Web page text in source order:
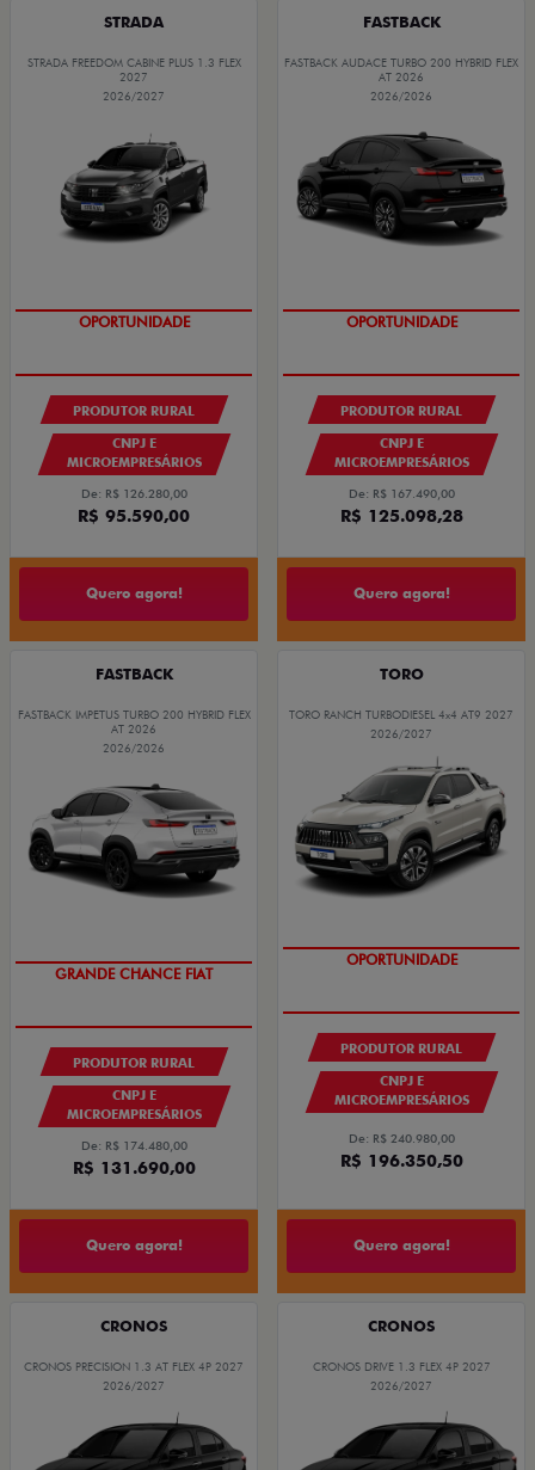
STRADA
STRADA FREEDOM CABINE PLUS 1.3 FLEX
2027
2026/2027
GRANDE CHANCE FIAT
PRODUTOR RURAL
CNPJ E
MICROEMPRESÁRIOS
De: R$ 126.280,00
R$ 95.590,00
Quero agora!
FASTBACK
FASTBACK AUDACE TURBO 200 HYBRID FLEX
AT 2026
2026/2026
GRANDE CHANCE FIAT
PRODUTOR RURAL
CNPJ E
MICROEMPRESÁRIOS
De: R$ 167.490,00
R$ 125.098,28
Quero agora!
FASTBACK
FASTBACK IMPETUS TURBO 200 HYBRID FLEX
AT 2026
2026/2026
OPORTUNIDADE
PRODUTOR RURAL
CNPJ E
MICROEMPRESÁRIOS
De: R$ 174.480,00
R$ 131.690,00
Quero agora!
TORO
TORO RANCH TURBODIESEL 4x4 AT9 2027
2026/2027
GRANDE CHANCE FIAT
PRODUTOR RURAL
CNPJ E
MICROEMPRESÁRIOS
De: R$ 240.980,00
R$ 196.350,50
Quero agora!
CRONOS
CRONOS PRECISION 1.3 AT FLEX 4P 2027
2026/2027
CRONOS
CRONOS DRIVE 1.3 FLEX 4P 2027
2026/2027